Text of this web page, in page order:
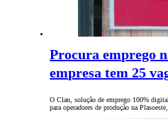
Procura emprego
empresa tem 25
O Clan, solução de emprego 100%
para operadores de produção na